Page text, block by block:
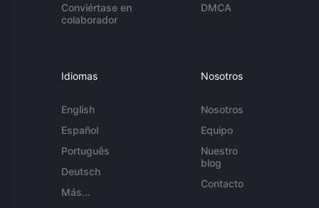
Conviértase en
colaborador
DMCA
Idiomas
English
Español
Português
Deutsch
Más...
Nosotros
Nosotros
Equipo
Nuestro
blog
Contacto